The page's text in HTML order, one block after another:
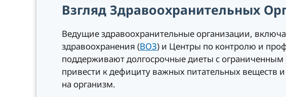
Взгляд Здравоохранительных
Ведущие здравоохранительные организации,
здравоохранения (ВОЗ) и Центры по контролю и
поддерживают долгосрочные диеты с
привести к дефициту важных питательных веществ и
на организм.